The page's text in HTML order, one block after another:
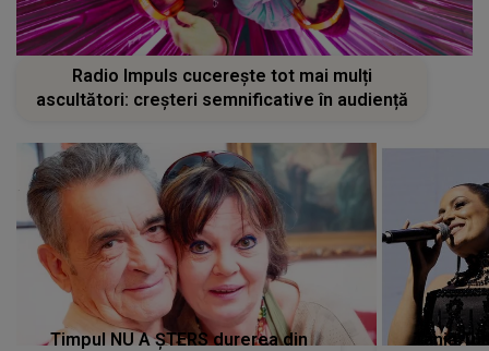
Radio Impuls cucerește tot mai mulți
ascultători: creșteri semnificative în audiență
Timpul NU A ȘTERS durerea din
Tania